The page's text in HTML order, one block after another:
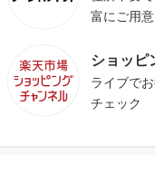
富にご用意
ショッピ
ライブで
チェック